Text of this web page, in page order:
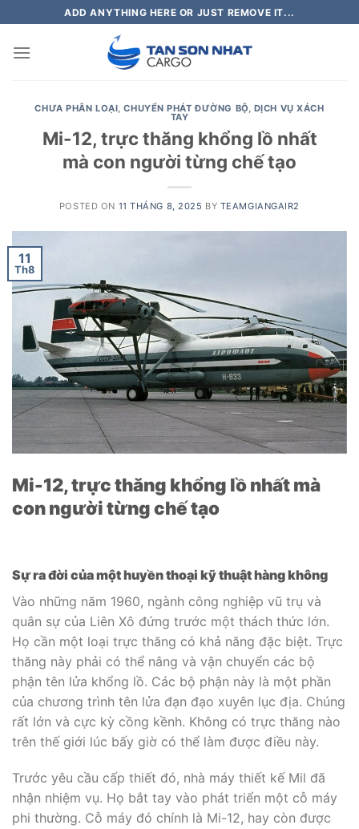
to
content
ADD ANYTHING HERE OR JUST REMOVE IT...
CHƯA PHÂN LOẠI,CHUYỂN PHÁT ĐƯỜNG BỘ, DỊCH VỤ XÁCH
TAY
Mi-12, trực thăng khổng lồ nhất
mà con người từng chế tạo
POSTED ON 11 THÁNG 8, 2025 BY TEAMGIANGAIR2
11
Th8
Mi-12, trực thăng khổng lồ nhất mà
con người từng chế tạo
Sự ra đời của một huyền thoại kỹ thuật hàng không
Vào những năm 1960, ngành công nghiệp vũ trụ và
quân sự của Liên Xô đứng trước một thách thức lớn.
Họ cần một loại trực thăng có khả năng đặc biệt. Trực
thăng này phải có thể nâng và vận chuyển các bộ
phận tên lửa khổng lồ. Các bộ phận này là một phần
của chương trình tên lửa đạn đạo xuyên lục địa. Chúng
rất lớn và cực kỳ cồng kềnh. Không có trực thăng nào
trên thế giới lúc bấy giờ có thể làm được điều này.
Trước yêu cầu cấp thiết đó, nhà máy thiết kế Mil đã
nhận nhiệm vụ. Họ bắt tay vào phát triển một cỗ máy
phi thường. Cỗ máy đó chính là Mi-12, hay còn được